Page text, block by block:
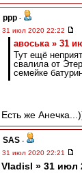
ppp -
31 июл 2020 22:22
авоська » 31
Тут ещё
свалила от
семейке
Есть же
SAS -
31 июл 2020 22:21
Vladisl » 31 июл